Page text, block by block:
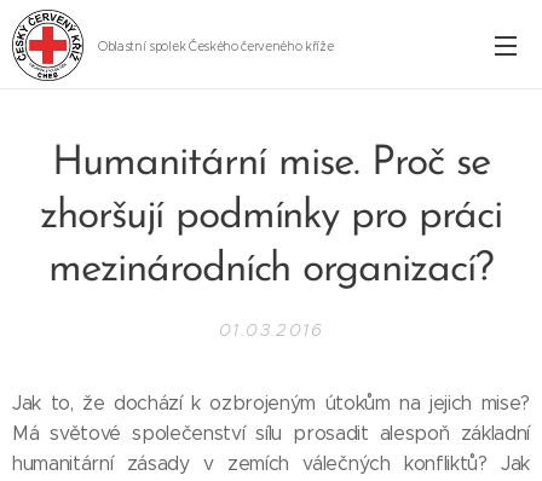
Oblastní spolek Českého červeného kříže
Humanitární mise. Proč se
zhoršují podmínky pro práci
mezinárodních organizací?
01.03.2016
Jak to, že dochází k ozbrojeným útokům na jejich mise?
Má světové společenství sílu prosadit alespoň základní
humanitární zásady v zemích válečných konfliktů? Jak